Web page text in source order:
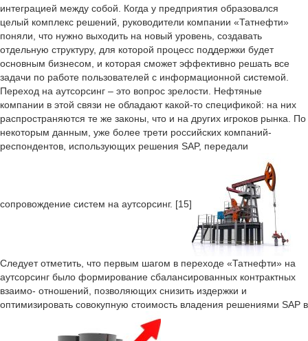
интеграцией между собой. Когда у предприятия образовался
целый комплекс решений, руководители компании «Татнефти»
поняли, что нужно выходить на новый уровень, создавать
отдельную структуру, для которой процесс поддержки будет
основным бизнесом, и которая сможет эффективно решать все
задачи по работе пользователей с информационной системой.
Переход на аутсорсинг – это вопрос зрелости. Нефтяные
компании в этой связи не обладают какой-то спецификой: на них
распространяются те же законы, что и на других игроков рынка. По
некоторым данным, уже более трети российских компаний-
респондентов, использующих решения SAP, передали
сопровождение систем на аутсорсинг. [15]
Следует отметить, что первым шагом в переходе «Татнефти» на
аутсорсинг было формирование сбалансированных контрактных
взаимо- отношений, позволяющих снизить издержки и
оптимизировать совокупную стоимость владения решениями SAP в